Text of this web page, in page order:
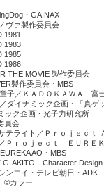
・GAINAX
ヴァ製作委員会
1981
1983
1985
1986
THE MOVIE 製作委員会
製作委員会・MBS
子／ＫＡＤＯＫＡＷＡ 富
ダイナミック企画・「真ゲ
ック企画・光子力研究所
員会
テライト／Ｐｒｏｊｅｃｔ
Ｐｒｏｊｅｃｔ ＥＵＲＥ
AO・MBS
G-AKITO Character Design
ンエイ・テレビ朝日・ADK
©カラー